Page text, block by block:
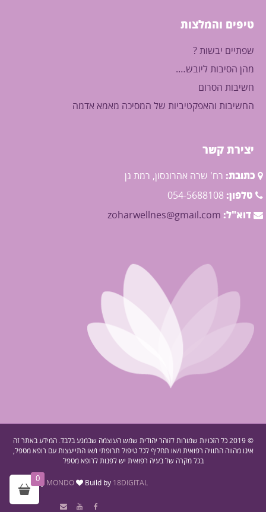
טיפים והמלצות
שפתיים יבשות ?
מהן הסיבות ליובש….
חשיבות הסרום
החשיבות והאפקטיביות של המסיכה מאמא אדמה
יצירת קשר
כתובת: רח' שרה אהרונסון, רמת גן
טלפון: 054-5688108
דוא"ל: zoharwellnes@gmail.com
© 2019 כל הזכויות שמורות לזוהר יהודית שמש העוצמה שבמגע בלבד. המידע באתר זה
אינו מהווה התוויה רפואית ו/או תחליף לכל טיפול תרופתי ו/או התייעצות עם רופא מטפל,
בכל מקרה של בעיה רפואית יש לפנות לרופא מטפל
Design by MONDO Build by 18DIGITAL
0